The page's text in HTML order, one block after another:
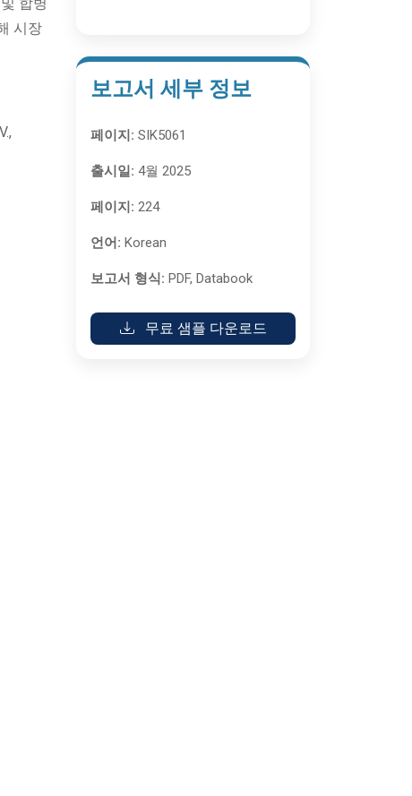
시장
보고서 세부 정보
페이지: SIK5061
출시일: 4월 2025
페이지: 224
언어: Korean
보고서 형식: PDF, Databook
무료 샘플 다운로드